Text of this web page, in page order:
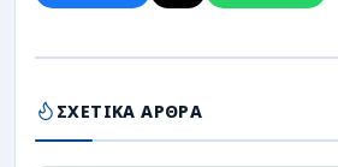
ΣΧΕΤΙΚΑ ΑΡΘΡΑ